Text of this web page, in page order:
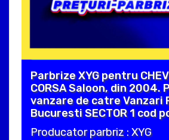
Parbrize XYG pentru
CORSA Saloon, din 2004.
vanzare de catre Vanzari
Bucuresti SECTOR 1 cod
Producator parbriz : XYG